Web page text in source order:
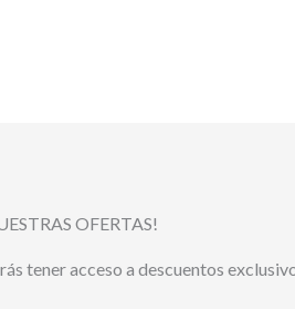
OFERTAS!
tener acceso a descuentos